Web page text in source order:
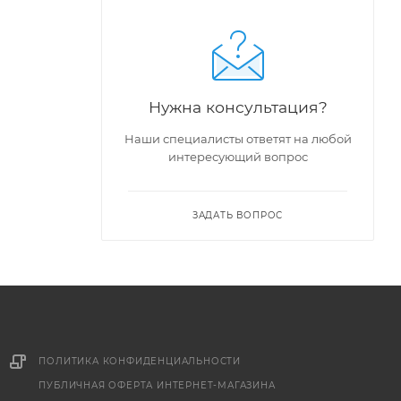
Нужна консультация?
Наши специалисты ответят на любой
интересующий вопрос
ЗАДАТЬ ВОПРОС
ПОЛИТИКА КОНФИДЕНЦИАЛЬНОСТИ
ПУБЛИЧНАЯ ОФЕРТА ИНТЕРНЕТ-МАГАЗИНА